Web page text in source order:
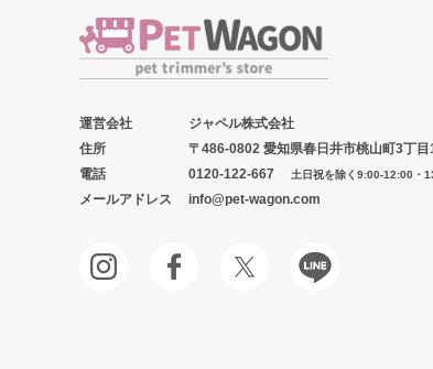
運営会社
ジャペル株式会社
住所
〒486-0802 愛知県春日井市桃山町3丁
電話
0120-122-667 土日祝を除く9:00-12:00・
メールアドレス info@pet-wagon.com